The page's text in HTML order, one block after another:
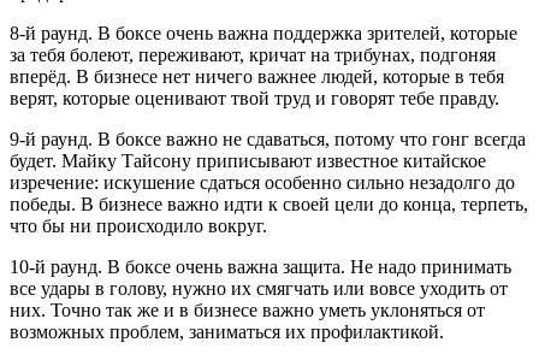
8-й раунд. В боксе очень важна поддержка зрителей, которые
за тебя болеют, переживают, кричат на трибунах, подгоняя
вперёд. В бизнесе нет ничего важнее людей, которые в тебя
верят, которые оценивают твой труд и говорят тебе правду.
9-й раунд. В боксе важно не сдаваться, потому что гонг всегда
будет. Майку Тайсону приписывают известное китайское
изречение: искушение сдаться особенно сильно незадолго до
победы. В бизнесе важно идти к своей цели до конца, терпеть,
что бы ни происходило вокруг.
10-й раунд. В боксе очень важна защита. Не надо принимать
все удары в голову, нужно их смягчать или вовсе уходить от
них. Точно так же и в бизнесе важно уметь уклоняться от
возможных проблем, заниматься их профилактикой.